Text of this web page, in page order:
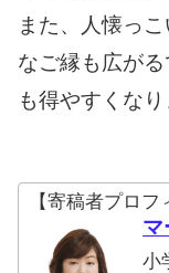
また、人懐っ
なご縁も広が
も得やすくなり
【寄稿者プロフ
マ
小